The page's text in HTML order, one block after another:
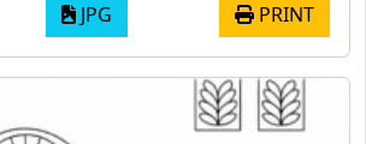
JPG PRINT